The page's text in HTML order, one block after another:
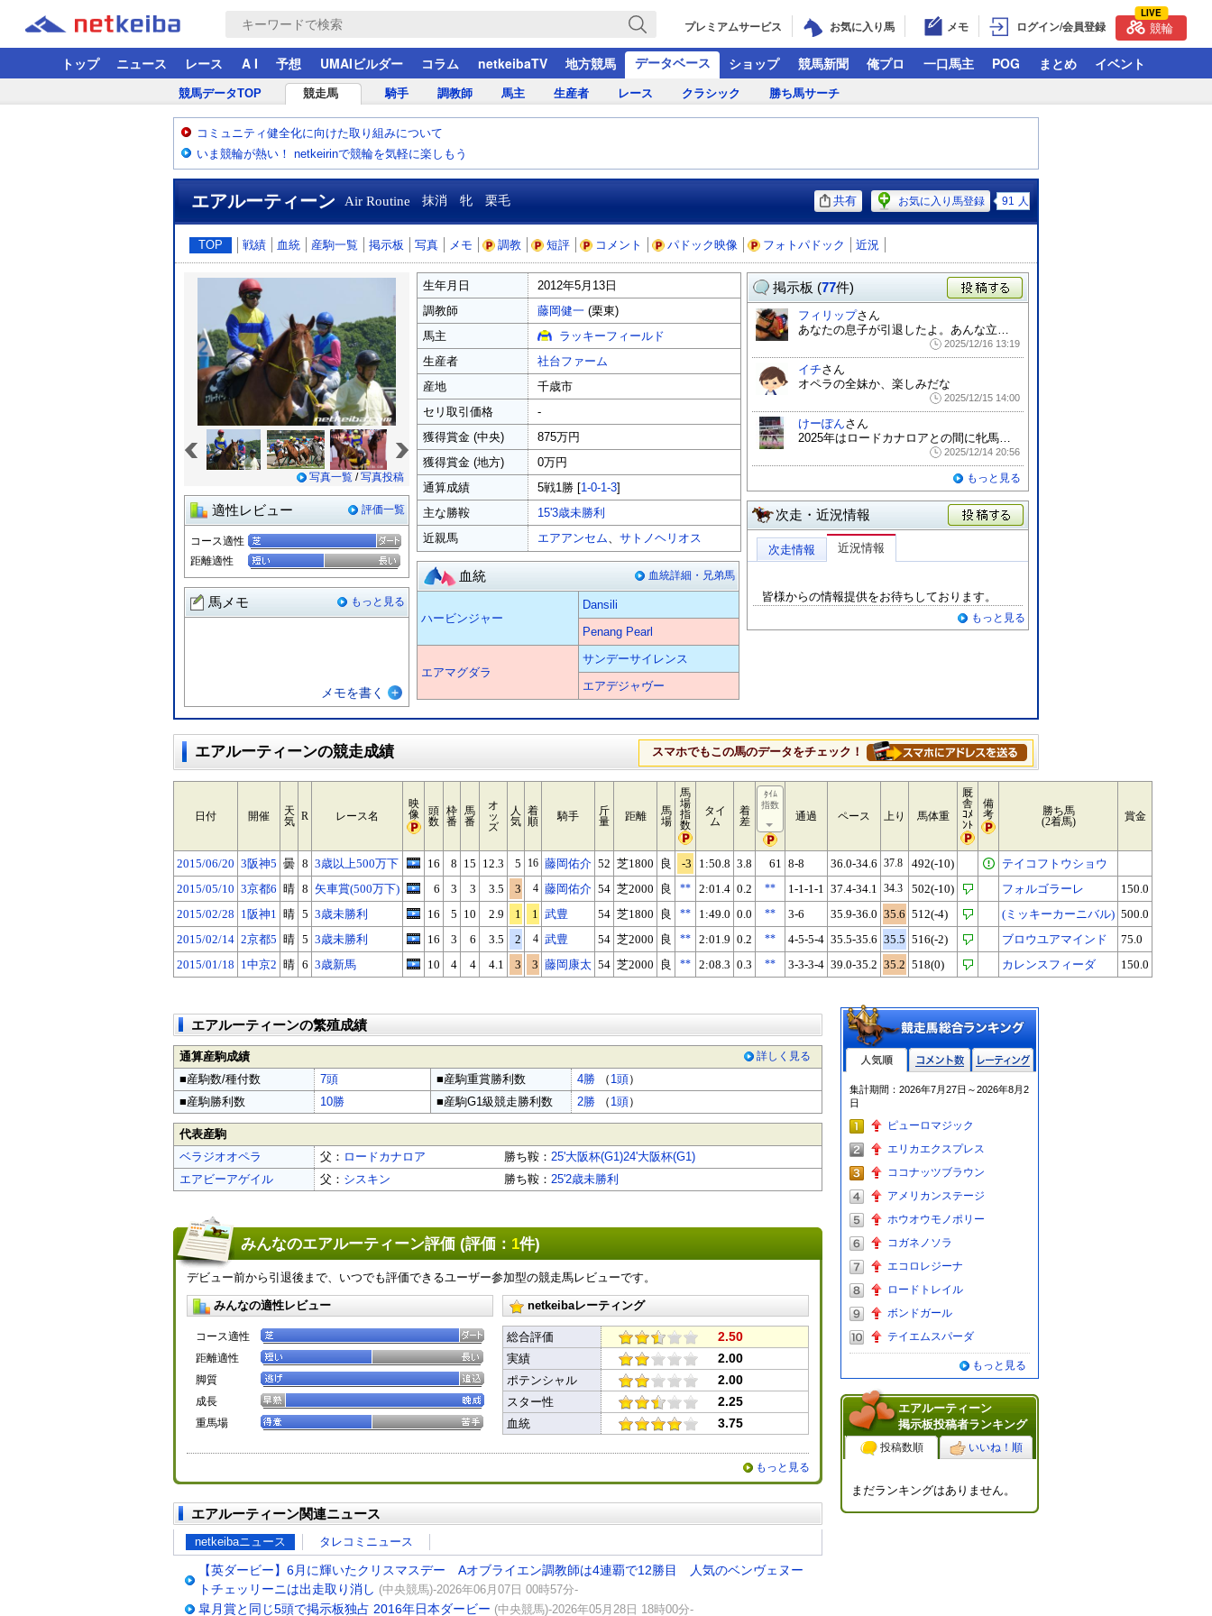
プレミアムサービス お気に入り馬 メモ ログイン/会員登録
LIVE
競輪
トップ ニュース レース A I 予想 UMAIビルダー コラム netkeibaTV 地方競馬 データベース ショップ 競馬新聞 俺プロ 一口馬主 POG まとめ イベント
競馬データTOP 競走馬 騎手 調教師 馬主 生産者 レース クラシック 勝ち馬サーチ
コミュニティ健全化に向けた取り組みについて
いま競輪が熱い！ netkeirinで競輪を気軽に楽しもう
エアルーティーン Air Routine 抹消 牝 栗毛 共有 お気に入り馬登録 91 人
TOP 戦績 血統 産駒一覧 掲示板 写真 メモ 調教 短評 コメント パドック映像 フォトパドック 近況
写真一覧 /写真投稿
適性レビュー 評価一覧
コース適性
距離適性
馬メモ もっと見る
メモを書く
生年月日
2012年5月13日
調教師
藤岡健一 (栗東)
馬主
ラッキーフィールド
生産者
社台ファーム
産地
千歳市
セリ取引価格
-
獲得賞金 (中央)
875万円
獲得賞金 (地方)
0万円
通算成績
5戦1勝 [1-0-1-3]
主な勝鞍
15'3歳未勝利
近親馬
エアアンセム、 サトノヘリオス
血統 血統詳細・兄弟馬
ハービンジャー
Dansili
Penang Pearl
エアマグダラ
サンデーサイレンス
エアデジャヴー
掲示板 (77件)
投稿する
フィリップさん
あなたの息子が引退したよ。あんな立派な子...
2025/12/16 13:19
イチさん
オペラの全妹か、楽しみだな
2025/12/15 14:00
けーぽんさん
2025年はロードカナロアとの間に牝馬が...
2025/12/14 20:56
もっと見る
次走・近況情報
次走情報 近況情報
皆様からの情報提供をお待ちしております。
もっと見る
エアルーティーンの競走成績 スマホでもこの馬のデータをチェック！
日付 開催
天
気 R レース名
映
像
頭
数
枠
番
馬
番
オ
ッ
ズ
人
気
着
順
騎手
斤
量
距離
馬
場
馬
場
指
数
タイ
ム
着
差
ﾀｲﾑ
指数
通過 ペース 上り 馬体重
厩
舎
ｺﾒ
ﾝﾄ
備
考
勝ち馬
(2着馬)
賞金
2015/06/20 3阪神5 曇 8 3歳以上500万下 16 8 15 12.3 5 16 藤岡佑介 52 芝1800 良 -3 1:50.8 3.8 61 8-8 36.0-34.6 37.8 492(-10)
テイコフトウショウ
2015/05/10 3京都6 晴 8 矢車賞(500万下) 6 3 3 3.5 3 4 藤岡佑介 54 芝2000 良 ** 2:01.4 0.2 ** 1-1-1-1 37.4-34.1 34.3 502(-10) フォルゴラーレ
150.0
2015/02/28 1阪神1 晴 5 3歳未勝利 16 5 10 2.9 1 1 武豊 54 芝1800 良 ** 1:49.0 0.0 ** 3-6 35.9-36.0 35.6 512(-4) (ミッキーカーニバル) 500.0
2015/02/14 2京都5 晴 5 3歳未勝利 16 3 6 3.5 2 4 武豊 54 芝2000 良 ** 2:01.9 0.2 ** 4-5-5-4 35.5-35.6 35.5 516(-2) ブロウユアマインド
75.0
2015/01/18 1中京2 晴 6 3歳新馬 10 4 4 4.1 3 3 藤岡康太 54 芝2000 良 ** 2:08.3 0.3 ** 3-3-3-4 39.0-35.2 35.2 518(0) カレンスフィーダ 150.0
エアルーティーンの繁殖成績
通算産駒成績 詳しく見る
■産駒数/種付数 7頭 ■産駒重賞勝利数 4勝 （ 1頭）
■産駒勝利数
10勝 ■産駒G1級競走勝利数 2勝 （ 1頭）
代表産駒
ベラジオオペラ
父： ロードカナロア 勝ち鞍： 25'大阪杯(G1)24'大阪杯(G1)
エアビーアゲイル
父： シスキン 勝ち鞍： 25'2歳未勝利
みんなのエアルーティーン評価 (評価： 1件)
デビュー前から引退後まで、いつでも評価できるユーザー参加型の競走馬レビューです。
みんなの適性レビュー
コース適性
距離適性
脚質
成長
重馬場
netkeibaレーティング
総合評価 2.50
実績 2.00
ポテンシャル 2.00
スター性 2.25
血統 3.75
もっと見る
エアルーティーン関連ニュース
netkeibaニュース タレコミニュース
【英ダービー】6月に輝いたクリスマスデー Aオブライエン調教師は4連覇で12勝目 人気のベンヴェヌー
トチェッリーニは出走取り消し (中央競馬)-2026年06月07日 00時57分-
皐月賞と同じ5頭で掲示板独占 2016年日本ダービー (中央競馬)-2026年05月28日 18時00分-
グ
集計期間：2026年7月27日～2026年8月2
日
ピューロマジック
エリカエクスプレス
ココナッツブラウン
アメリカンステージ
ホウオウモノポリー
コガネノソラ
エコロレジーナ
ロードトレイル
ボンドガール
テイエムスパーダ
もっと見る
エアルーティーン
掲示板投稿者ランキング
投稿数順 いいね！順
まだランキングはありません。